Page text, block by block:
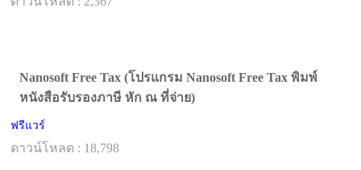
Nanosoft Free Tax (โปรแกรม Nanosoft Free Tax พิมพ์
หนังสือรับรองภาษี หัก ณ ที่จ่าย)
ฟรีแวร์
ดาวน์โหลด : 18,798